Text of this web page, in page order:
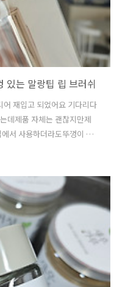
있는 말랑팁 립 브러쉬
재입고 되었어요 기다리다
데제품 자체는 괜찮지만제
서 사용하더라도뚜껑이 필
좋고깔끔해요 휴지로 쓰윽
르게 다녀오세요